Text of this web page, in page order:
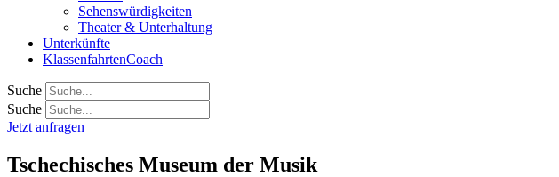
Sehenswürdigkeiten
Theater & Unterhaltung
Unterkünfte
KlassenfahrtenCoach
Suche
Suche
Jetzt anfragen
Tschechisches Museum der Musik